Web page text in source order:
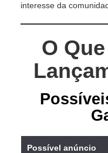
interesse da
O
Possível anúncio